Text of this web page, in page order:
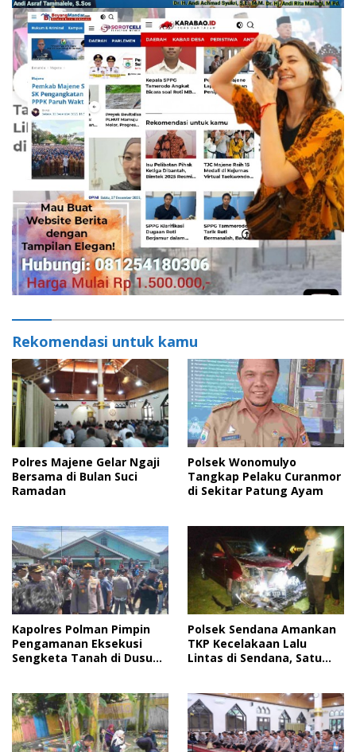
Rekomendasi untuk kamu
Polres Majene Gelar Ngaji
Bersama di Bulan Suci
Ramadan
Polsek Wonomulyo
Tangkap Pelaku Curanmor
di Sekitar Patung Ayam
Kapolres Polman Pimpin
Pengamanan Eksekusi
Sengketa Tanah di Dusun
Polsek Sendana Amankan
TKP Kecelakaan Lalu
Lintas di Sendana, Satu